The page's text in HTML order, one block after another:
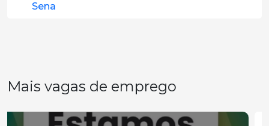
Sena
Mais vagas de emprego